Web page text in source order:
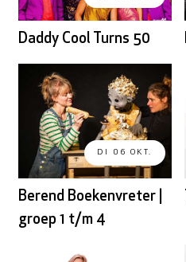
Daddy Cool Turns 50
DI 06 OKT.
Berend Boekenvreter |
groep 1 t/m 4